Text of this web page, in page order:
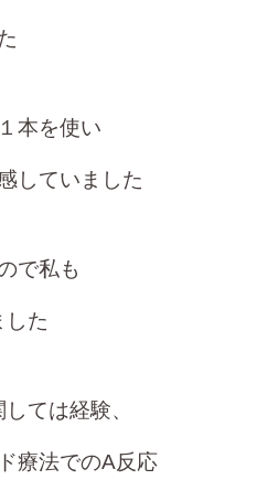
本を使い
していました
で私も
した
ては経験、
療法でのA反応